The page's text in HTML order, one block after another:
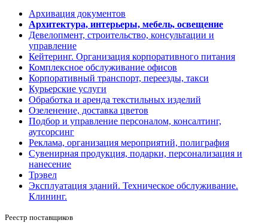
Архивация документов
Архитектура, интерьеры, мебель, освещение
Девелопмент, строительство, консультации и
управление
Кейтеринг. Организация корпоративного питания
Комплексное обслуживание офисов
Корпоративный транспорт, переезды, такси
Курьерские услуги
Обработка и аренда текстильных изделий
Озеленение, доставка цветов
Подбор и управление персоналом, консалтинг,
аутсорсинг
Реклама, организация мероприятий, полиграфия
Сувенирная продукция, подарки, персонализация и
нанесение
Трэвел
Эксплуатация зданий. Техническое обслуживание.
Клининг.
Реестр поставщиков